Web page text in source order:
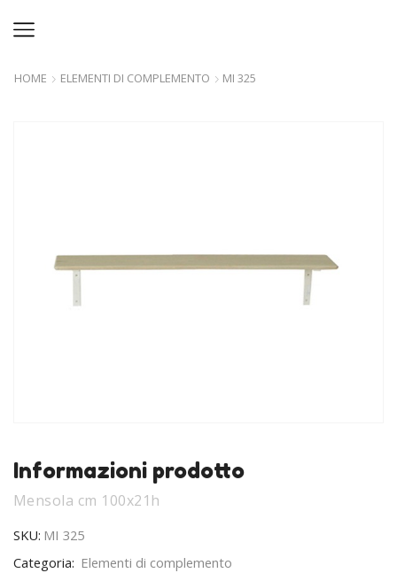
HOME ELEMENTI DI COMPLEMENTO MI 325
Informazioni prodotto
Mensola cm 100x21h
SKU: MI 325
Categoria: Elementi di complemento